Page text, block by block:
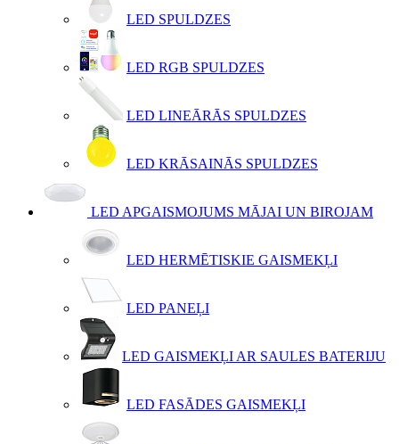
LED SPULDZES
LED RGB SPULDZES
LED LINEĀRĀS SPULDZES
LED KRĀSAINĀS SPULDZES
LED APGAISMOJUMS MĀJAI UN BIROJAM
LED HERMĒTISKIE GAISMEKĻI
LED PANEĻI
LED GAISMEKĻI AR SAULES BATERIJU
LED FASĀDES GAISMEKĻI